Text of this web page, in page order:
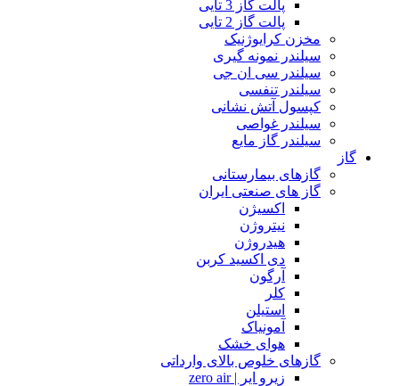
پالت گاز 3 تایی
پالت گاز 2 تایی
مخزن کرایوژنیک
سیلندر نمونه گیری
سیلندر سی ان جی
سیلندر تنفسی
کپسول آتش نشانی
سیلندر غواصی
سیلندر گاز مایع
گاز
گازهای بیمارستانی
گاز های صنعتی ایران
اکسیژن
نیتروژن
هیدروژن
دی اکسید کربن
آرگون
کلر
استیلن
آمونیاک
هوای خشک
گازهای خلوص بالای وارداتی
زیرو ایر | zero air